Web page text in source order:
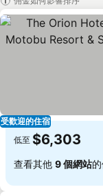
受歡迎的住宿
低至 $6,303
查看其他 9 個網站